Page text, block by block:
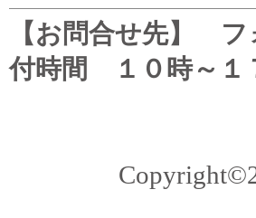
【お問合せ先】
付時間 １０時～１